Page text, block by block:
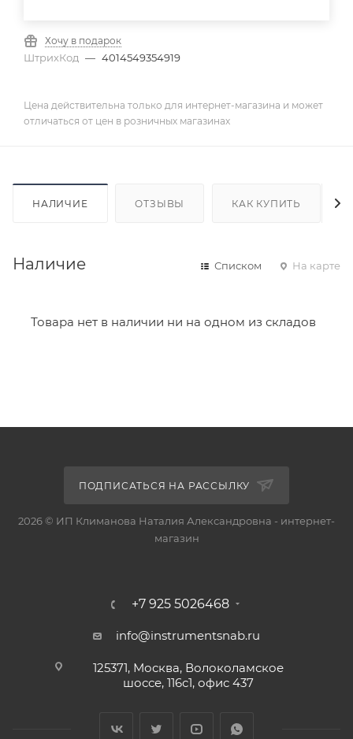
Хочу в подарок
ШтрихКод — 4014549354919
Цена действительна только для интернет-магазина и может
отличаться от цен в розничных магазинах
НАЛИЧИЕ ОТЗЫВЫ КАК КУПИТЬ
Наличие Списком На карте
Товара нет в наличии ни на одном из складов
ПОДПИСАТЬСЯ НА РАССЫЛКУ
2026 © ИП Климанова Наталия Александровна - интернет-
магазин
+7 925 5026468
info@instrumentsnab.ru
125371, Москва, Волоколамское
шоссе, 116с1, офис 437